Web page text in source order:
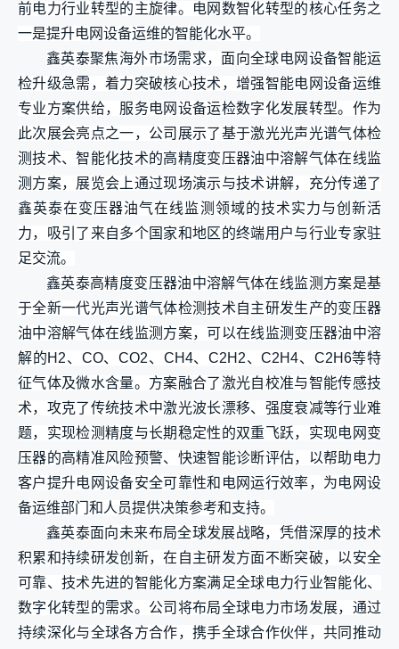
前电力行业转型的主旋律。电网数智化转型的核心任务之
一是提升电网设备运维的智能化水平。
鑫英泰聚焦海外市场需求，面向全球电网设备智能运
检升级急需，着力突破核心技术，增强智能电网设备运维
专业方案供给，服务电网设备运检数字化发展转型。作为
此次展会亮点之一，公司展示了基于激光光声光谱气体检
测技术、智能化技术的高精度变压器油中溶解气体在线监
测方案，展览会上通过现场演示与技术讲解，充分传递了
鑫英泰在变压器油气在线监测领域的技术实力与创新活
力，吸引了来自多个国家和地区的终端用户与行业专家驻
足交流。
鑫英泰高精度变压器油中溶解气体在线监测方案是基
于全新一代光声光谱气体检测技术自主研发生产的变压器
油中溶解气体在线监测方案，可以在线监测变压器油中溶
解的H2、CO、CO2、CH4、C2H2、C2H4、C2H6等特
征气体及微水含量。方案融合了激光自校准与智能传感技
术，攻克了传统技术中激光波长漂移、强度衰减等行业难
题，实现检测精度与长期稳定性的双重飞跃，实现电网变
压器的高精准风险预警、快速智能诊断评估，以帮助电力
客户提升电网设备安全可靠性和电网运行效率，为电网设
备运维部门和人员提供决策参考和支持。
鑫英泰面向未来布局全球发展战略，凭借深厚的技术
积累和持续研发创新，在自主研发方面不断突破，以安全
可靠、技术先进的智能化方案满足全球电力行业智能化、
数字化转型的需求。公司将布局全球电力市场发展，通过
持续深化与全球各方合作，携手全球合作伙伴，共同推动